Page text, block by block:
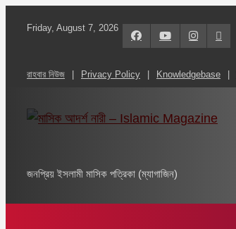
Friday, August 7, 2026
রাহবার নিউজ Privacy Policy Knowledgebase
জনপ্রিয় ইসলামী মাসিক পত্রিকা (ম্যাগাজিন)